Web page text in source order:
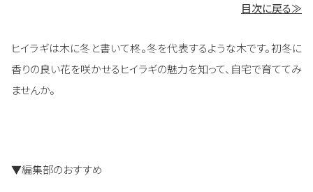
目次に戻る≫
ヒイラギは木に冬と書いて柊。冬を代表するような木です。初冬に
香りの良い花を咲かせるヒイラギの魅力を知って、自宅で育ててみ
ませんか。
▼編集部のおすすめ